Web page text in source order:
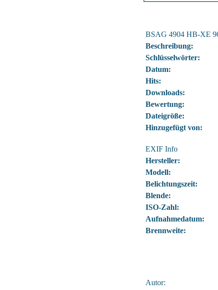
BSAG 4904 HB-XE
Beschreibung:
Schlüsselwörter:
Datum:
Hits:
Downloads:
Bewertung:
Dateigröße:
Hinzugefügt von:
EXIF Info
Hersteller:
Modell:
Belichtungszeit:
Blende:
ISO-Zahl:
Aufnahmedatum:
Brennweite:
Autor: